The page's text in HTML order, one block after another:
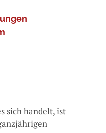
sich handelt, ist